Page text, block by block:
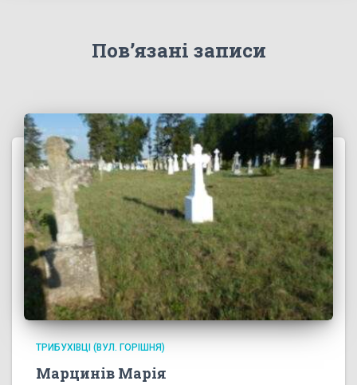
Пов’язані записи
ТРИБУХІВЦІ (ВУЛ. ГОРІШНЯ)
Марцинів Марія